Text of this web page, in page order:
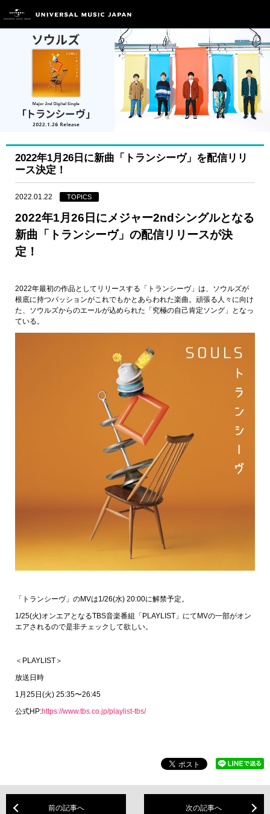
2022年1月26日に新曲「トランシーヴ」を配信リリ
ース決定！
2022.01.22 TOPICS
2022年1月26日にメジャー2ndシングルとなる
新曲「トランシーヴ」の配信リリースが決
定！
2022年最初の作品としてリリースする「トランシーヴ」は、ソウルズが
根底に持つパッションがこれでもかとあらわれた楽曲。頑張る人々に向け
た、ソウルズからのエールが込められた「究極の自己肯定ソング」となっ
ている。
「トランシーヴ」のMVは1/26(水) 20:00に解禁予定。
1/25(火)オンエアとなるTBS音楽番組「PLAYLIST」にてMVの一部がオン
エアされるので是非チェックして欲しい。
＜PLAYLIST＞
放送日時
1月25日(火) 25:35〜26:45
公式HP:https://www.tbs.co.jp/playlist-tbs/
前の記事へ 次の記事へ